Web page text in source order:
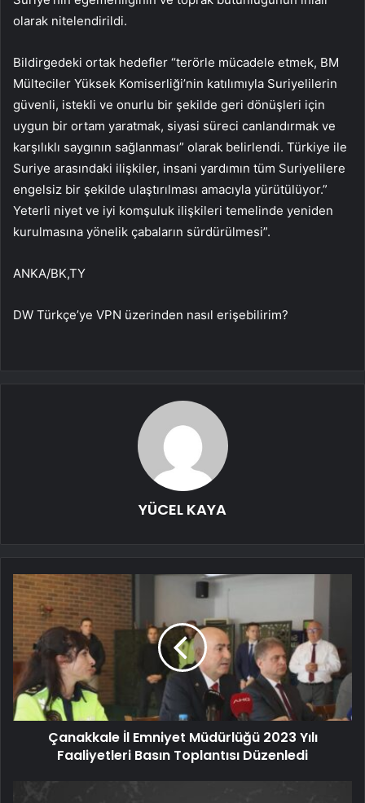
olarak nitelendirildi.
Bildirgedeki ortak hedefler “terörle mücadele etmek, BM
Mülteciler Yüksek Komiserliği’nin katılımıyla Suriyelilerin
güvenli, istekli ve onurlu bir şekilde geri dönüşleri için
uygun bir ortam yaratmak, siyasi süreci canlandırmak ve
karşılıklı saygının sağlanması” olarak belirlendi. Türkiye ile
Suriye arasındaki ilişkiler, insani yardımın tüm Suriyelilere
engelsiz bir şekilde ulaştırılması amacıyla yürütülüyor.”
Yeterli niyet ve iyi komşuluk ilişkileri temelinde yeniden
kurulmasına yönelik çabaların sürdürülmesi”.
ANKA/BK,TY
DW Türkçe’ye VPN üzerinden nasıl erişebilirim?
YÜCEL KAYA
Çanakkale İl Emniyet Müdürlüğü 2023 Yılı
Faaliyetleri Basın Toplantısı Düzenledi